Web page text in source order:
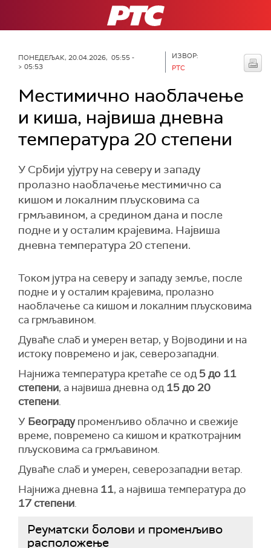
РТС
ПОНЕДЕЉАК, 20.04.2026, 05:55 -
> 05:53
ИЗВОР:
РТС
Местимично наоблачење
и киша, највиша дневна
температура 20 степени
У Србији ујутру на северу и западу
пролазно наоблачење местимично са
кишом и локалним пљусковима са
грмљавином, а средином дана и после
подне и у осталим крајевима. Највиша
дневна температура 20 степени.
Током јутра на северу и западу земље, после
подне и у осталим крајевима, пролазно
наоблачење са кишом и локалним пљусковима
са грмљавином.
Дуваће слаб и умерен ветар, у Војводини и на
истоку повремено и јак, северозападни.
Најнижа температура кретаће се од5 до 11
степени, а највиша дневна од15 до 20
степени.
У Београдупроменљиво облачно и свежије
време, повремено са кишом и краткотрајним
пљусковима са грмљавином.
Дуваће слаб и умерен, северозападни ветар.
Најнижа дневна 11, а највиша температура до
17 степени.
Реуматски болови и променљиво
расположење